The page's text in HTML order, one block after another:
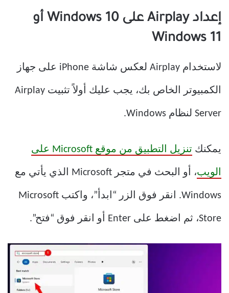
إعداد Airplay على Windows 10 أو
Windows 11
لاستخدام Airplay لعكس شاشة iPhone على جهاز
الكمبيوتر الخاص بك، يجب عليك أولاً تثبيت Airplay
Server لنظام Windows.
يمكنك تنزيل التطبيق من موقع Microsoft على
الويب ، أو البحث في متجر Microsoft الذي يأتي مع
Windows. انقر فوق الزر “ابدأ”، واكتب Microsoft
Store، ثم اضغط على Enter أو انقر فوق “فتح”.